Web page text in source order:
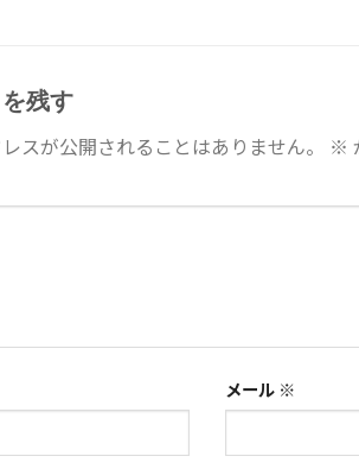
残す
スが公開されることはありません。
※
メール ※